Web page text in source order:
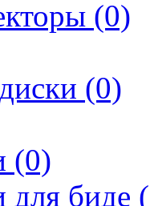
(0)
(0)
(0)
для биде